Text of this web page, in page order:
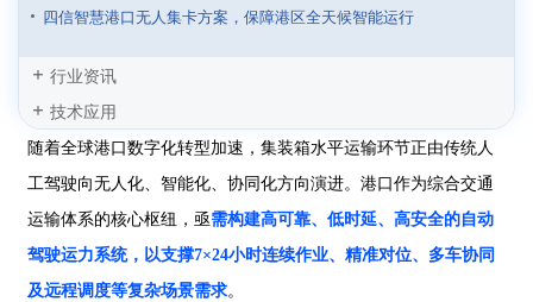
四信智慧港口无人集卡方案，保障港区全天候智能运行
四信5G+无人驾驶解决方案，告别远程接管“掉线时刻”
四信5G路由器驱动无人巡逻车，构建主动预防型立体安防体系
四信5G无人驾驶清扫车方案，用科技为环卫工人“遮风挡雨”
四信5G车载网关：筑牢应急车通信“生命线”，抢占救援黄金时间
四信5G+无人驾驶矿卡运输方案，筑牢矿区作业安全底座
行业资讯
技术应用
随着全球港口数字化转型加速，集装箱水平运输环节正由传统人
工驾驶向无人化、智能化、协同化方向演进。港口作为综合交通
运输体系的核心枢纽，亟需构建高可靠、低时延、高安全的自动
驾驶运力系统，以支撑7×24小时连续作业、精准对位、多车协同
及远程调度等复杂场景需求。